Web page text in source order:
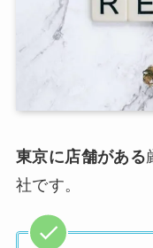
東京に店舗がある
社です。